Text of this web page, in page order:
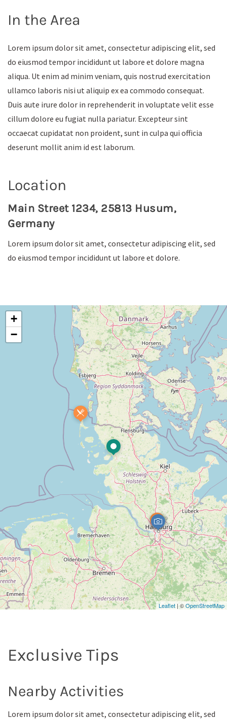
In the Area
Lorem ipsum dolor sit amet, consectetur adipiscing elit, sed
do eiusmod tempor incididunt ut labore et dolore magna
aliqua. Ut enim ad minim veniam, quis nostrud exercitation
ullamco laboris nisi ut aliquip ex ea commodo consequat.
Duis aute irure dolor in reprehenderit in voluptate velit esse
cillum dolore eu fugiat nulla pariatur. Excepteur sint
occaecat cupidatat non proident, sunt in culpa qui officia
deserunt mollit anim id est laborum.
Location
Main Street 1234, 25813 Husum,
Germany
Lorem ipsum dolor sit amet, consectetur adipiscing elit, sed
do eiusmod tempor incididunt ut labore et dolore.
+
−
Leaflet | ©OpenStreetMap
Exclusive Tips
Nearby Activities
Lorem ipsum dolor sit amet, consectetur adipiscing elit, sed